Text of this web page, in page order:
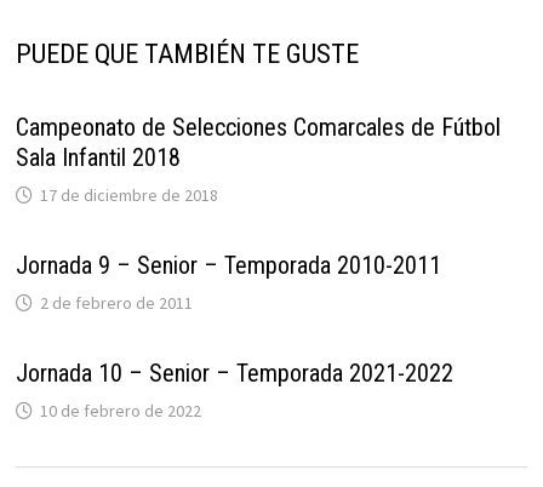
PUEDE QUE TAMBIÉN TE GUSTE
Campeonato de Selecciones Comarcales de Fútbol
Sala Infantil 2018
17 de diciembre de 2018
Jornada 9 – Senior – Temporada 2010-2011
2 de febrero de 2011
Jornada 10 – Senior – Temporada 2021-2022
10 de febrero de 2022